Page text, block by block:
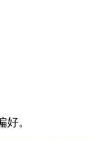
好。